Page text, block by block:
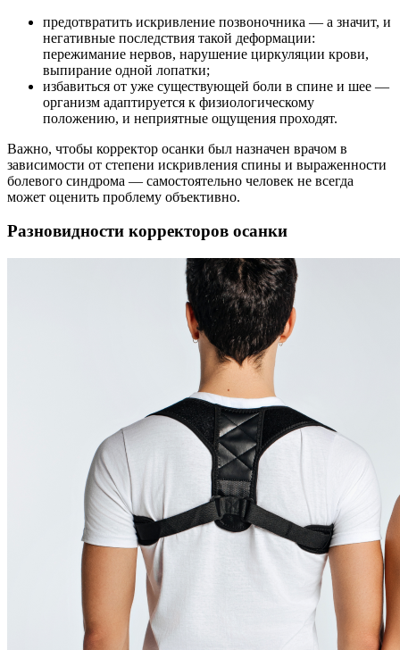
предотвратить искривление позвоночника — а значит, и
негативные последствия такой деформации:
пережимание нервов, нарушение циркуляции крови,
выпирание одной лопатки;
избавиться от уже существующей боли в спине и шее —
организм адаптируется к физиологическому
положению, и неприятные ощущения проходят.
Важно, чтобы корректор осанки был назначен врачом в
зависимости от степени искривления спины и выраженности
болевого синдрома — самостоятельно человек не всегда
может оценить проблему объективно.
Разновидности корректоров осанки